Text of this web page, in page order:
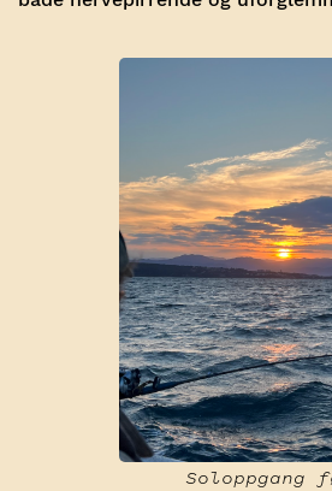
Soloppgang